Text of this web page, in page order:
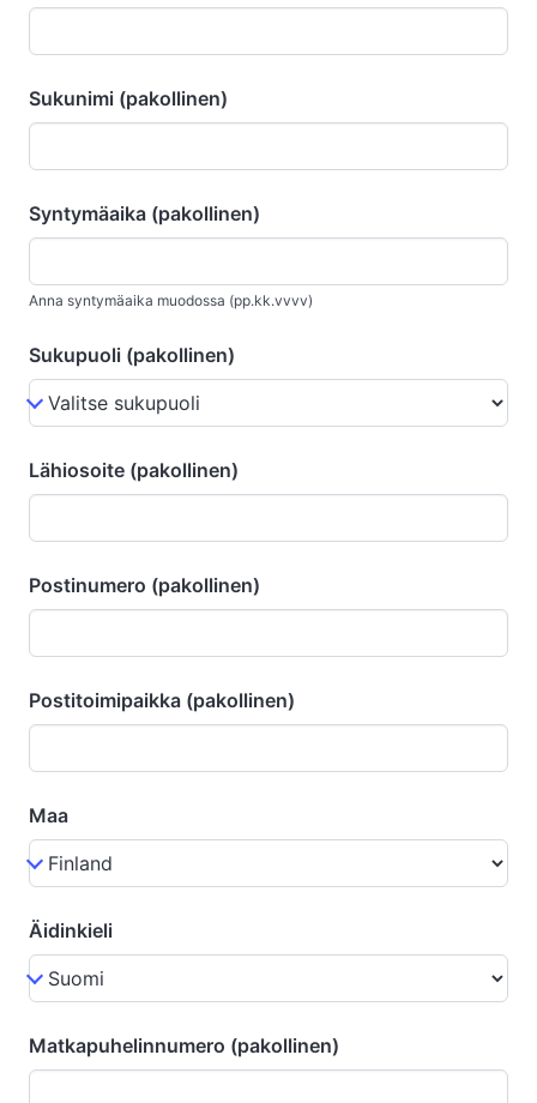
Sukunimi (pakollinen)
Syntymäaika (pakollinen)
Anna syntymäaika muodossa (pp.kk.vvvv)
Sukupuoli (pakollinen)
Lähiosoite (pakollinen)
Postinumero (pakollinen)
Postitoimipaikka (pakollinen)
Maa
Äidinkieli
Matkapuhelinnumero (pakollinen)